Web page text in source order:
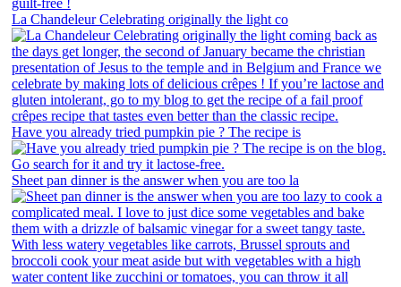
La Chandeleur Celebrating originally the light co
Have you already tried pumpkin pie ? The recipe is
Sheet pan dinner is the answer when you are too la